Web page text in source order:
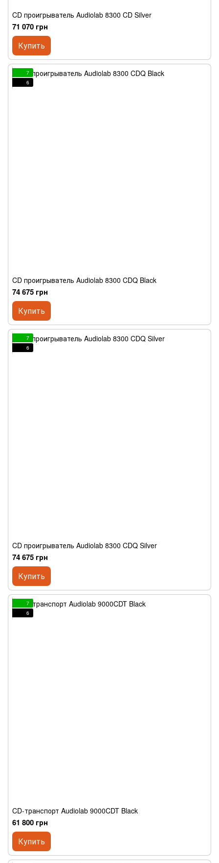
CD проигрыватель Audiolab 8300 CD Silver
71 070 грн
Купить
7
6
CD проигрыватель Audiolab 8300 CDQ Black
74 675 грн
Купить
7
6
CD проигрыватель Audiolab 8300 CDQ Silver
74 675 грн
Купить
7
6
CD-транспорт Audiolab 9000CDT Black
61 800 грн
Купить